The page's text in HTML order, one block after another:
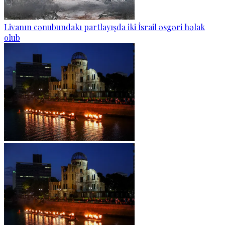
Livanın cənubundakı partlayışda iki İsrail əsgəri həlak
olub